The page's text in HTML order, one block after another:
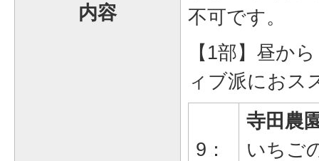
内容
不可です。
【1部】昼か
ィブ派におス
9：
寺田農
いちご